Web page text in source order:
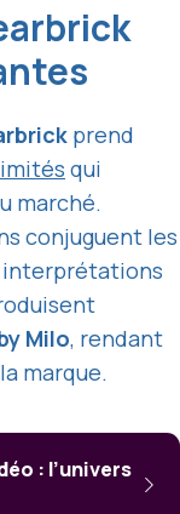
prend
qui
marché.
conjuguent les
interprétations
Milo, rendant
marque.
: l’univers